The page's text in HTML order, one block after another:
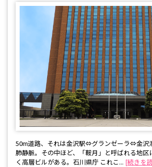
50m道路、それは金沢駅⇔グランゼーラ⇔金沢
肺静脈。その中ほど、「鞍月」と呼ばれる地区
く高層ビルがある。石川県庁 ――これこ... [続きを